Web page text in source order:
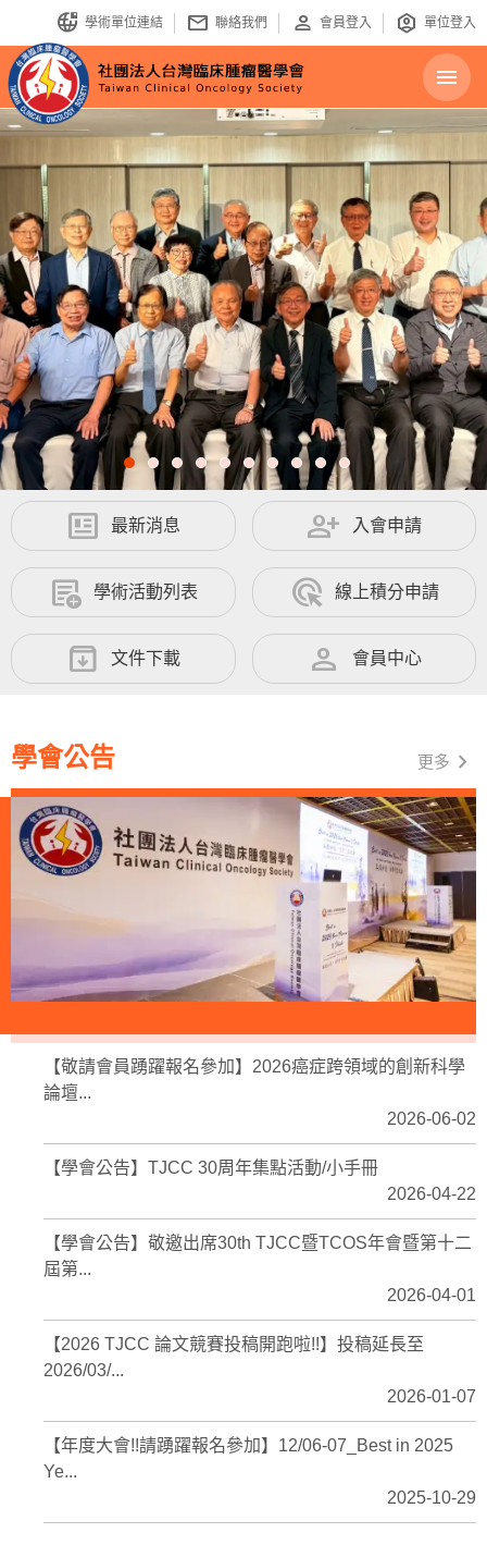
bring_your_own_ip 學術單位連結 mail 聯絡我們 person 會員登入 identity_platform 單位登入
menu
newsmode 最新消息 person_add 入會申請
add_notes 學術活動列表 ads_click 線上積分申請
archive 文件下載 person 會員中心
學會公告 更多 chevron_right
【敬請會員踴躍報名參加】2026癌症跨領域的創新科學
論壇...
2026-06-02
【學會公告】TJCC 30周年集點活動/小手冊
2026-04-22
【學會公告】敬邀出席30th TJCC暨TCOS年會暨第十二
屆第...
2026-04-01
【2026 TJCC 論文競賽投稿開跑啦!!】投稿延長至
2026/03/...
2026-01-07
【年度大會!!請踴躍報名參加】12/06-07_Best in 2025
Ye...
2025-10-29